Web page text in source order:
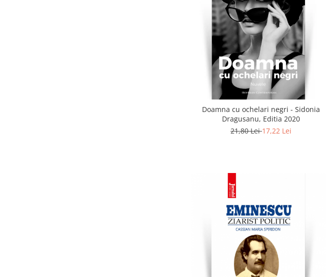
Doamna cu ochelari negri - Sidonia
Dragusanu, Editia 2020
21,80 Lei17,22 Lei